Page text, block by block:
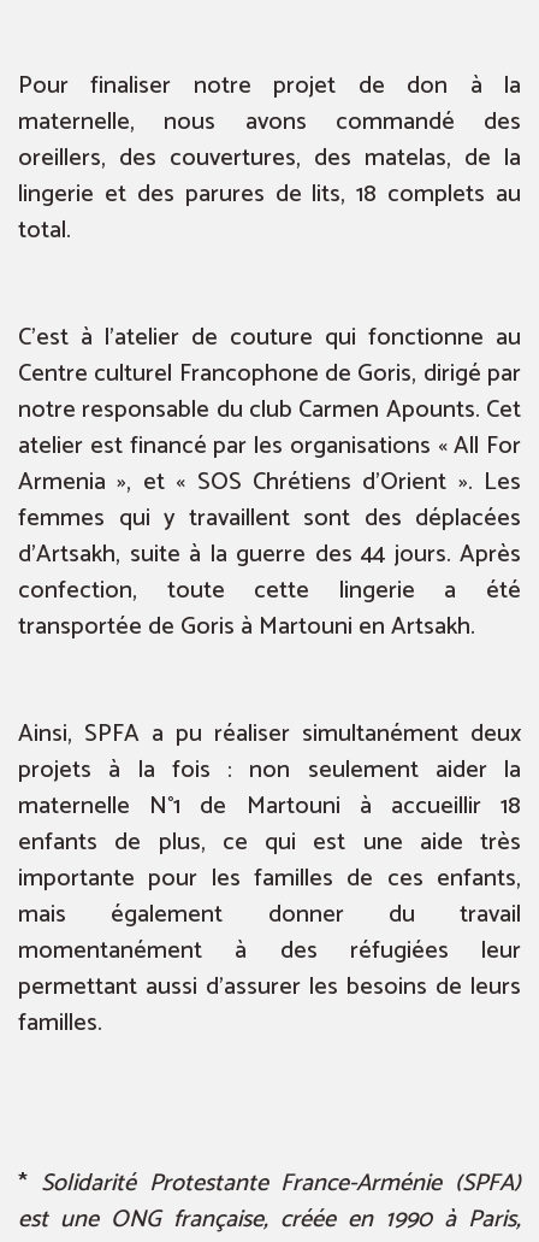
Pour finaliser notre projet de don à la
maternelle, nous avons commandé des
oreillers, des couvertures, des matelas, de la
lingerie et des parures de lits, 18 complets au
total.
C’est à l’atelier de couture qui fonctionne au
Centre culturel Francophone de Goris, dirigé par
notre responsable du club Carmen Apounts. Cet
atelier est financé par les organisations « All For
Armenia », et « SOS Chrétiens d’Orient ». Les
femmes qui y travaillent sont des déplacées
d’Artsakh, suite à la guerre des 44 jours. Après
confection, toute cette lingerie a été
transportée de Goris à Martouni en Artsakh.
Ainsi, SPFA a pu réaliser simultanément deux
projets à la fois : non seulement aider la
maternelle N°1 de Martouni à accueillir 18
enfants de plus, ce qui est une aide très
importante pour les familles de ces enfants,
mais également donner du travail
momentanément à des réfugiées leur
permettant aussi d’assurer les besoins de leurs
familles.
* Solidarité Protestante France-Arménie (SPFA)
est une ONG française, créée en 1990 à Paris,